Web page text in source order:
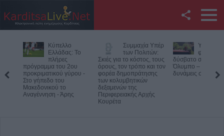
Twitter
YouTube
Αναζήτηση
Κύπελλο
Ελλάδας: Το
πλήρες
πρόγραμμα του 2ου
προκριματικού γύρου -
Στο γήπεδο του
Μακεδονικού το
Αναγέννηση - Άρης
Συμμαχία Υπέρ
των Πολιτών:
Σκιές για το κόστος, τους
όρους, τον τρόπο και τον
φορέα δημοπράτησης
των κολυμβητικών
δεξαμενών της
Περιφερειακής Αρχής
Κουρέτα
Υπό
φωτιά σε
δύσβατο σημείο
Όλυμπο –
δυνάμεις στο